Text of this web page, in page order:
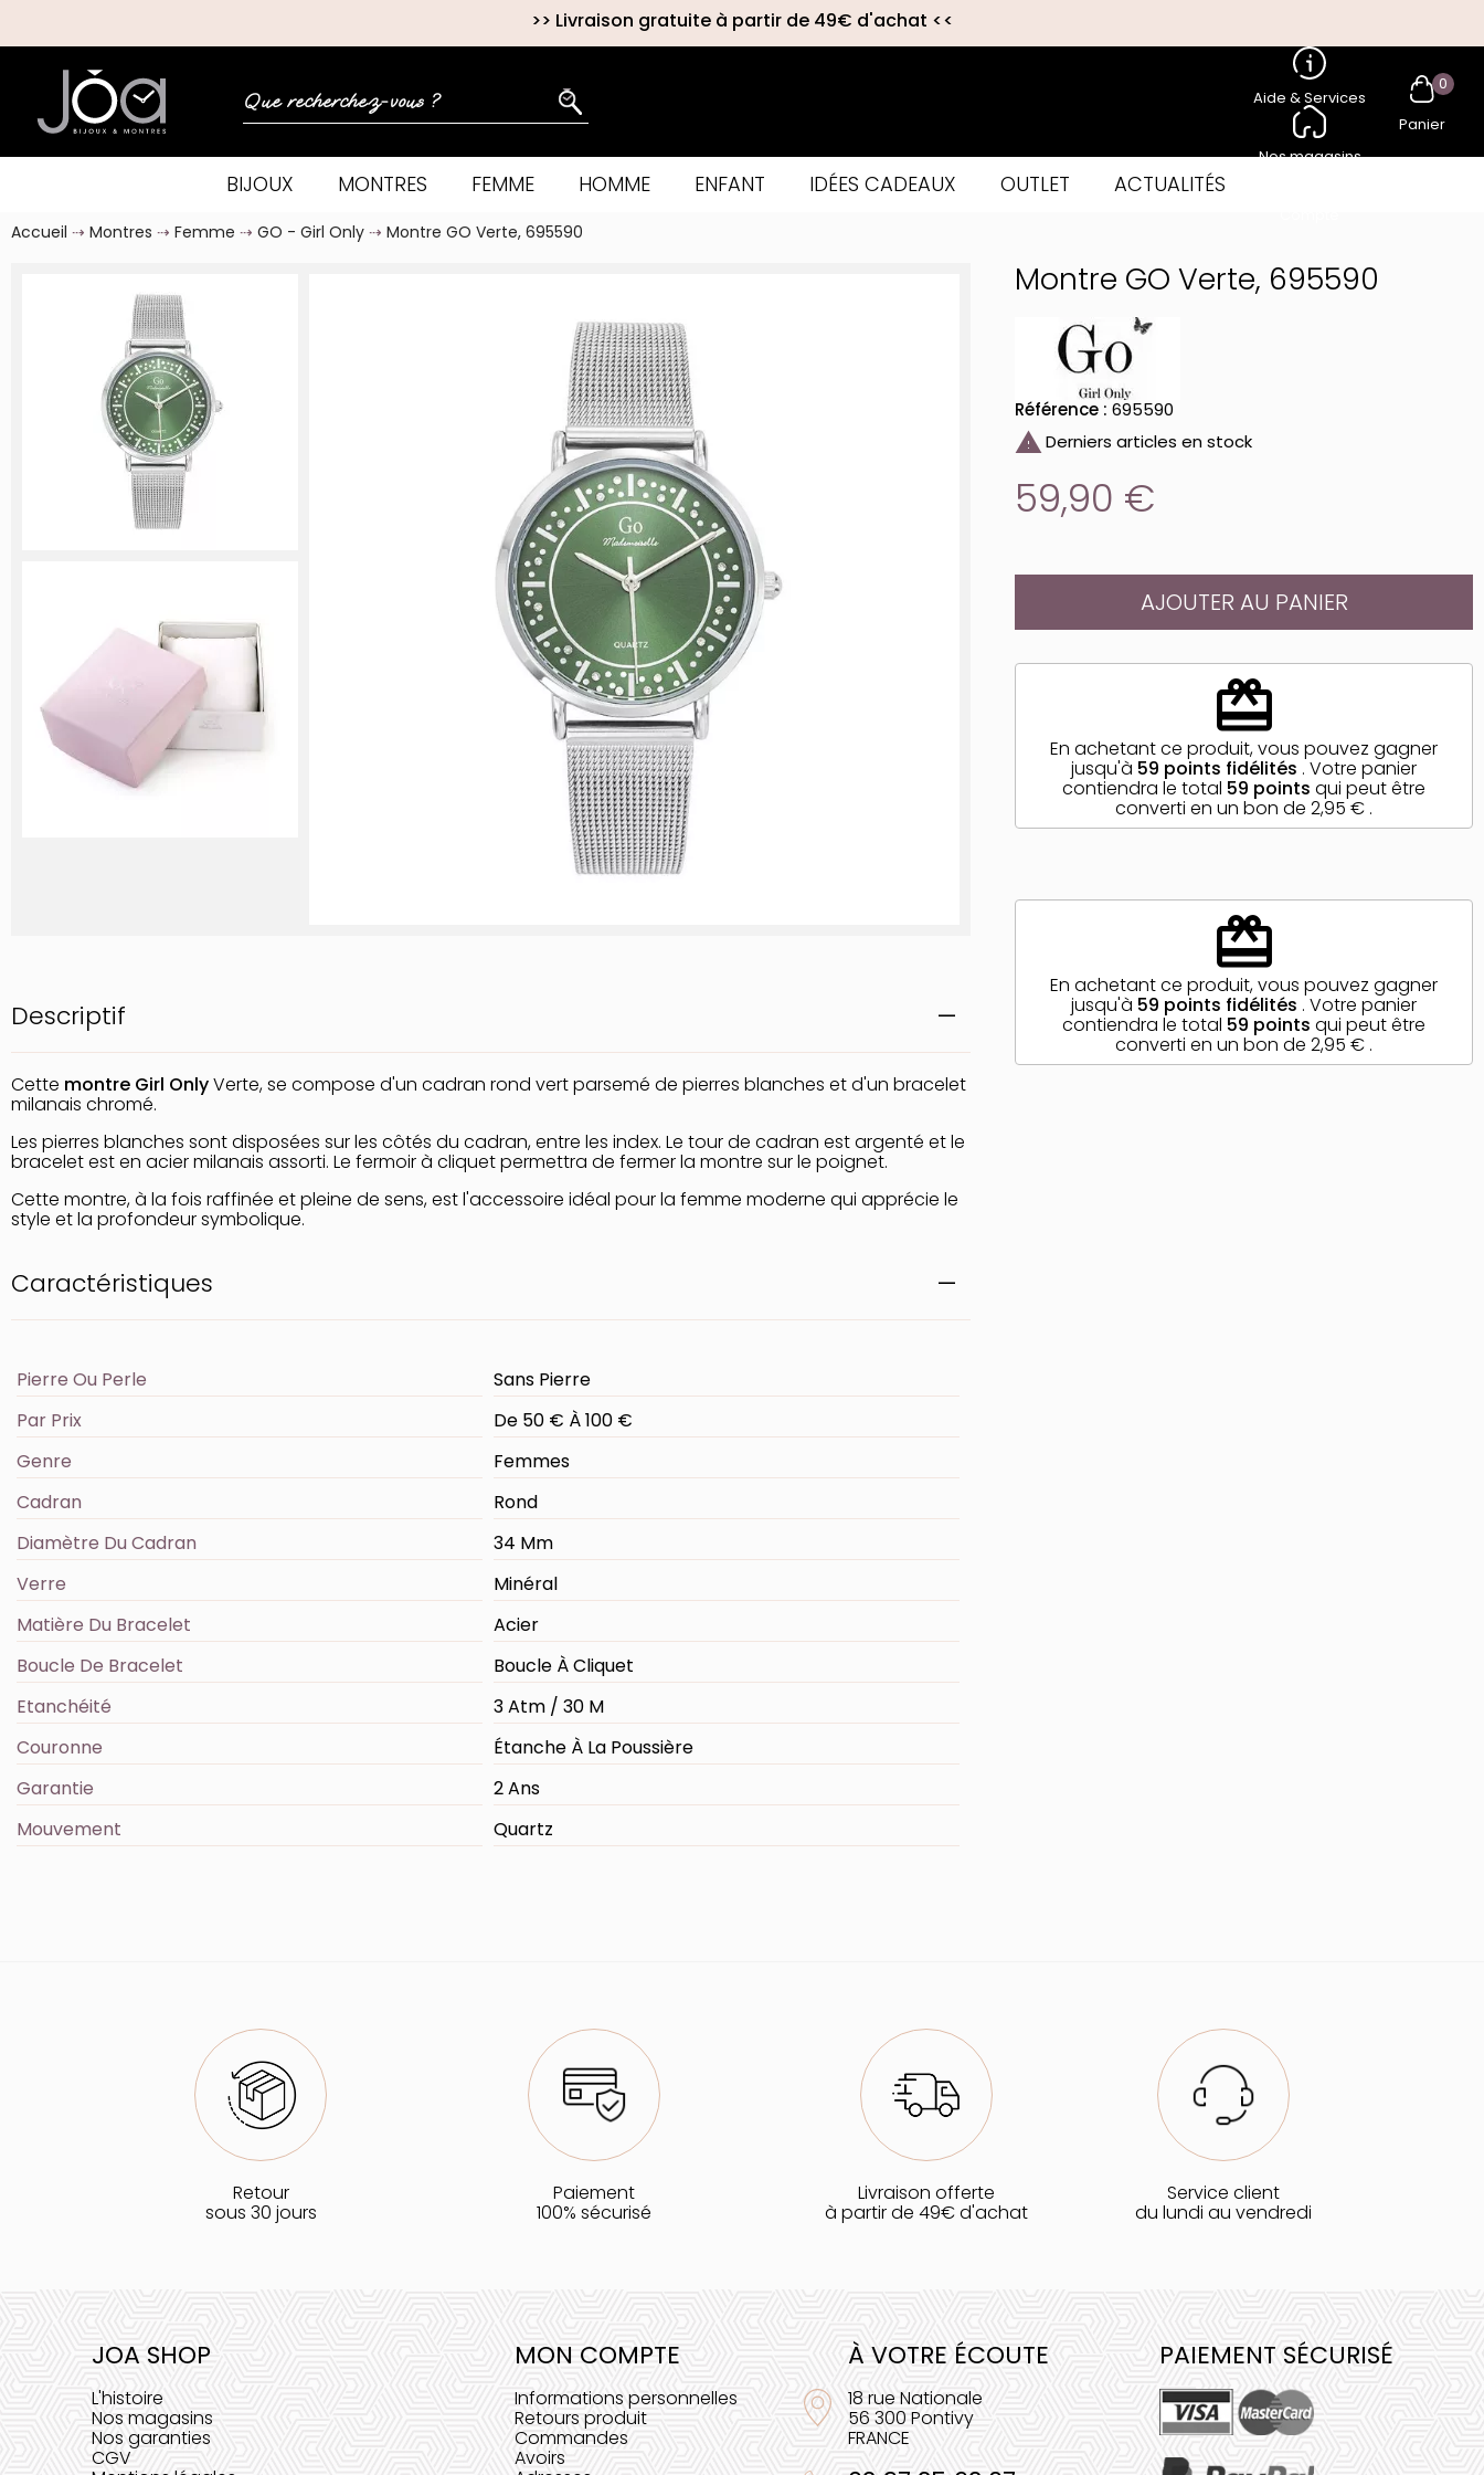
>> Livraison gratuite à partir de 49€ d'achat <<
Aide & Services
Nos magasins
0
Panier
BIJOUX MONTRES FEMME HOMME ENFANT IDÉES CADEAUX OUTLET ACTUALITÉS
Accueil Montres Femme GO - Girl Only Montre GO Verte, 695590
Descriptif
Cette montre Girl OnlyVerte, se compose d'un cadran rond vert parsemé de pierres blanches et d'un bracelet
milanais chromé.
Les pierres blanches sont disposées sur les côtés du cadran, entre les index. Le tour de cadran est argenté et le
bracelet est en acier milanais assorti. Le fermoir à cliquet permettra de fermer la montre sur le poignet.
Cette montre, à la fois raffinée et pleine de sens, est l'accessoire idéal pour la femme moderne qui apprécie le
style et la profondeur symbolique.
Caractéristiques
Pierre Ou Perle
Sans Pierre
Par Prix
De 50 € À 100 €
Genre
Femmes
Cadran
Rond
Diamètre Du Cadran
34 Mm
Verre
Minéral
Matière Du Bracelet
Acier
Boucle De Bracelet
Boucle À Cliquet
Etanchéité
3 Atm / 30 M
Couronne
Étanche À La Poussière
Garantie
2 Ans
Mouvement
Quartz
Montre GO Verte, 695590
Référence : 695590
 Derniers articles en stock
59,90 €
AJOUTER AU PANIER
redeem
En achetant ce produit, vous pouvez gagner
jusqu'à 59 points fidélités . Votre panier
contiendra le total 59 points qui peut être
converti en un bon de2,95 € .
redeem
En achetant ce produit, vous pouvez gagner
jusqu'à 59 points fidélités . Votre panier
contiendra le total 59 points qui peut être
converti en un bon de2,95 € .
Retour
sous 30 jours
Paiement
100% sécurisé
Livraison offerte
à partir de 49€ d'achat
Service client
du lundi au vendredi
JOA SHOP
L'histoire
Nos magasins
Nos garanties
CGV
MON COMPTE
Informations personnelles
Retours produit
Commandes
Avoirs
À VOTRE ÉCOUTE
18 rue Nationale
56 300 Pontivy
FRANCE
PAIEMENT SÉCURISÉ